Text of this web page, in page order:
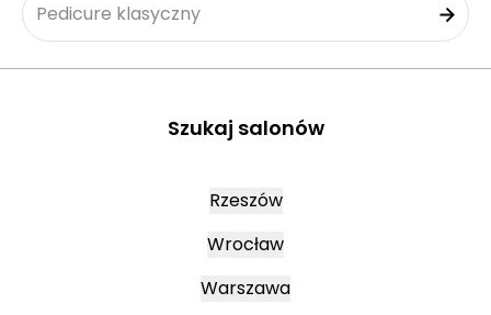
Pedicure klasyczny
Szukaj salonów
Rzeszów
Wrocław
Warszawa